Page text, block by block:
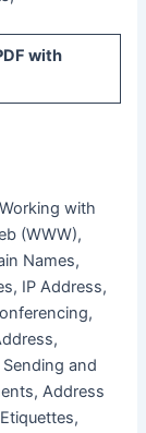
with
with
(WWW),
Names,
IP Address,
and
Address